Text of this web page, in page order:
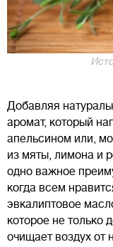
Добавляя
аромат, который
апельсином или,
из мяты, лимона и
одно важное
когда всем
эвкалиптовое
которое не только
очищает воздух от